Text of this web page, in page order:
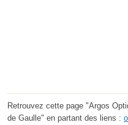
Retrouvez cette page "Argos
de Gaulle" en partant des liens :